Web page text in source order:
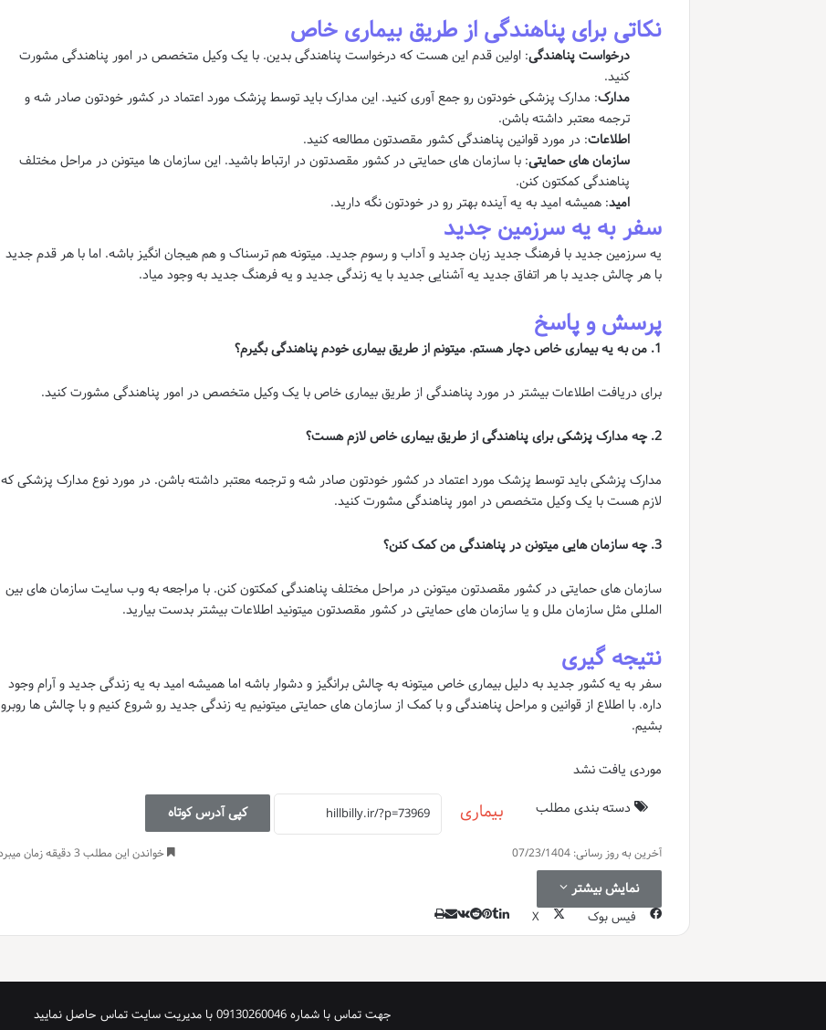
نکاتی برای پناهندگی از طریق بیماری خاص
درخواست پناهندگی: اولین قدم این هست که درخواست پناهندگی بدین. با یک وکیل متخصص در امور پناهندگی مشورت
کنید.
مدارک: مدارک پزشکی خودتون رو جمع آوری کنید. این مدارک باید توسط پزشک مورد اعتماد در کشور خودتون صادر شه و
ترجمه معتبر داشته باشن.
اطلاعات: در مورد قوانین پناهندگی کشور مقصدتون مطالعه کنید.
سازمان های حمایتی: با سازمان های حمایتی در کشور مقصدتون در ارتباط باشید. این سازمان ها میتونن در مراحل مختلف
پناهندگی کمکتون کنن.
امید: همیشه امید به یه آینده بهتر رو در خودتون نگه دارید.
سفر به یه سرزمین جدید
یه سرزمین جدید با فرهنگ جدید زبان جدید و آداب و رسوم جدید. میتونه هم ترسناک و هم هیجان انگیز باشه. اما با هر قدم جدید
با هر چالش جدید با هر اتفاق جدید یه آشنایی جدید با یه زندگی جدید و یه فرهنگ جدید به وجود میاد.
پرسش و پاسخ
1. من به یه بیماری خاص دچار هستم. میتونم از طریق بیماری خودم پناهندگی بگیرم؟
برای دریافت اطلاعات بیشتر در مورد پناهندگی از طریق بیماری خاص با یک وکیل متخصص در امور پناهندگی مشورت کنید.
2. چه مدارک پزشکی برای پناهندگی از طریق بیماری خاص لازم هست؟
مدارک پزشکی باید توسط پزشک مورد اعتماد در کشور خودتون صادر شه و ترجمه معتبر داشته باشن. در مورد نوع مدارک پزشکی که
لازم هست با یک وکیل متخصص در امور پناهندگی مشورت کنید.
3. چه سازمان هایی میتونن در پناهندگی من کمک کنن؟
سازمان های حمایتی در کشور مقصدتون میتونن در مراحل مختلف پناهندگی کمکتون کنن. با مراجعه به وب سایت سازمان های بین
المللی مثل سازمان ملل و یا سازمان های حمایتی در کشور مقصدتون میتونید اطلاعات بیشتر بدست بیارید.
نتیجه گیری
سفر به یه کشور جدید به دلیل بیماری خاص میتونه به چالش برانگیز و دشوار باشه اما همیشه امید به یه زندگی جدید و آرام وجود
داره. با اطلاع از قوانین و مراحل پناهندگی و با کمک از سازمان های حمایتی میتونیم یه زندگی جدید رو شروع کنیم و با چالش ها روبرو
بشیم.
موردی یافت نشد
دسته بندی مطلب
بیماری کپی آدرس کوتاه
آخرین به روز رسانی: 07/23/1404 خواندن این مطلب 3 دقیقه زمان میبرد
نمایش بیشتر
فیس بوک X لینکدین
‫تامبلر
‫پین‌ترست
‫رددیت
‫VKontakte
اشتراک
گذاری
چاپ
جهت تماس با شماره 09130260046 با مدیریت سایت تماس حاصل نمایید